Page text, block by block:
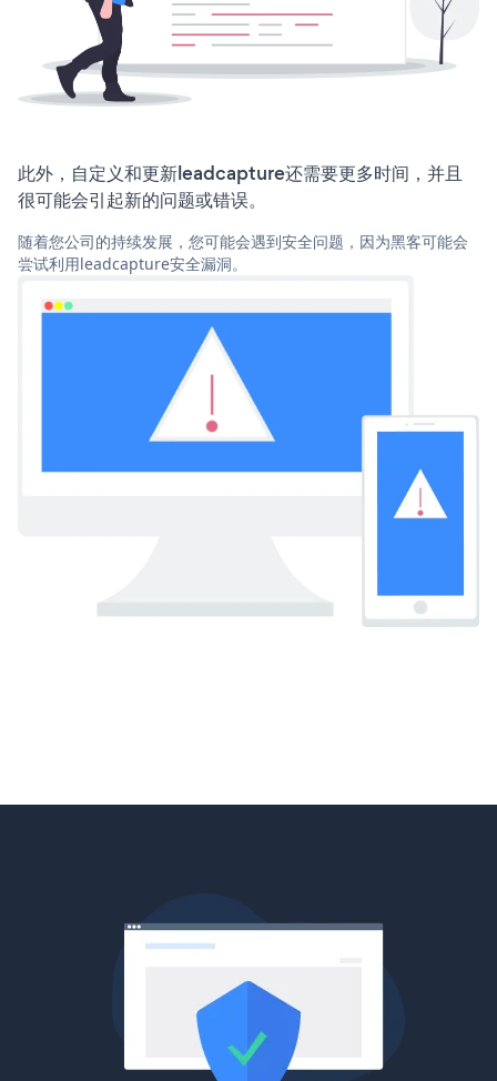
此外，自定义和更新leadcapture还需要更多时间，并且
很可能会引起新的问题或错误。
随着您公司的持续发展，您可能会遇到安全问题，因为黑客可能会
尝试利用leadcapture安全漏洞。